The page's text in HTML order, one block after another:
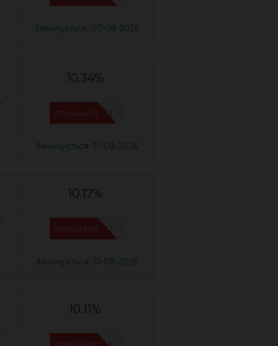
Закінчується: 07-08-2026
,
10.34%
IFPOJIX3
ПОКАЗАТИ
Закінчується: 31-08-2026
,
10.17%
IFPCFQQO
ПОКАЗАТИ
Закінчується: 31-08-2026
,
10.11%
IFPN6ZUA